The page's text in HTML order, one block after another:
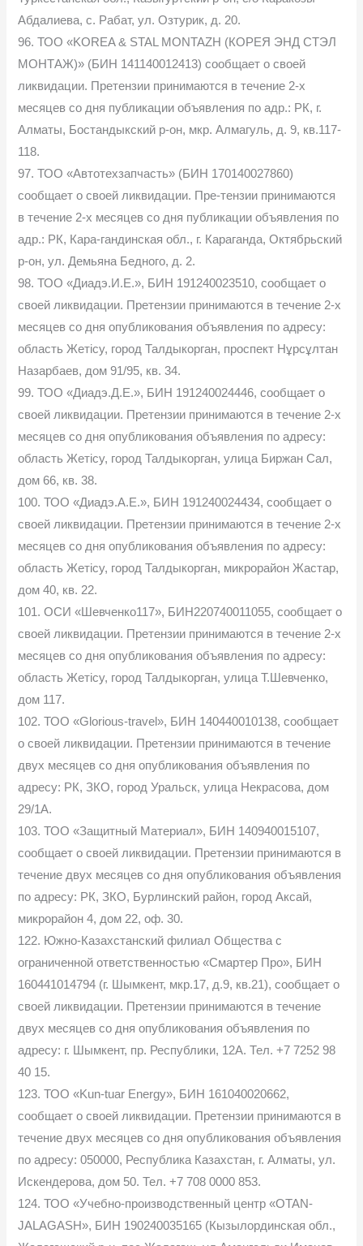
Абдалиева, с. Рабат, ул. Озтурик, д. 20.
96. ТОО «KOREA & STAL MONTAZH (КОРЕЯ ЭНД СТЭЛ
МОНТАЖ)» (БИН 141140012413) сообщает о своей
ликвидации. Претензии принимаются в течение 2-х
месяцев со дня публикации объявления по адр.: РК, г.
Алматы, Бостандыкский р-он, мкр. Алмагуль, д. 9, кв.117-
118.
97. ТОО «Автотехзапчасть» (БИН 170140027860)
сообщает о своей ликвидации. Пре-тензии принимаются
в течение 2-х месяцев со дня публикации объявления по
адр.: РК, Кара-гандинская обл., г. Караганда, Октябрьский
р-он, ул. Демьяна Бедного, д. 2.
98. ТОО «Диадэ.И.Е.», БИН 191240023510, сообщает о
своей ликвидации. Претензии принимаются в течение 2-х
месяцев со дня опубликования объявления по адресу:
область Жетісу, город Талдыкорган, проспект Нұрсұлтан
Назарбаев, дом 91/95, кв. 34.
99. ТОО «Диадэ.Д.Е.», БИН 191240024446, сообщает о
своей ликвидации. Претензии принимаются в течение 2-х
месяцев со дня опубликования объявления по адресу:
область Жетісу, город Талдыкорган, улица Биржан Сал,
дом 66, кв. 38.
100. ТОО «Диадэ.А.Е.», БИН 191240024434, сообщает о
своей ликвидации. Претензии принимаются в течение 2-х
месяцев со дня опубликования объявления по адресу:
область Жетісу, город Талдыкорган, микрорайон Жастар,
дом 40, кв. 22.
101. ОСИ «Шевченко117», БИН220740011055, сообщает о
своей ликвидации. Претензии принимаются в течение 2-х
месяцев со дня опубликования объявления по адресу:
область Жетісу, город Талдыкорган, улица Т.Шевченко,
дом 117.
102. ТОО «Glorious-travel», БИН 140440010138, сообщает
о своей ликвидации. Претензии принимаются в течение
двух месяцев со дня опубликования объявления по
адресу: РК, ЗКО, город Уральск, улица Некрасова, дом
29/1А.
103. ТОО «Защитный Материал», БИН 140940015107,
сообщает о своей ликвидации. Претензии принимаются в
течение двух месяцев со дня опубликования объявления
по адресу: РК, ЗКО, Бурлинский район, город Аксай,
микрорайон 4, дом 22, оф. 30.
122. Южно-Казахстанский филиал Общества с
ограниченной ответственностью «Смартер Про», БИН
160441014794 (г. Шымкент, мкр.17, д.9, кв.21), сообщает о
своей ликвидации. Претензии принимаются в течение
двух месяцев со дня опубликования объявления по
адресу: г. Шымкент, пр. Республики, 12А. Тел. +7 7252 98
40 15.
123. ТОО «Kun-tuar Energy», БИН 161040020662,
сообщает о своей ликвидации. Претензии принимаются в
течение двух месяцев со дня опубликования объявления
по адресу: 050000, Республика Казахстан, г. Алматы, ул.
Искендерова, дом 50. Тел. +7 708 0000 853.
124. ТОО «Учебно-производственный центр «OTAN-
JALAGASH», БИН 190240035165 (Кызылординская обл.,